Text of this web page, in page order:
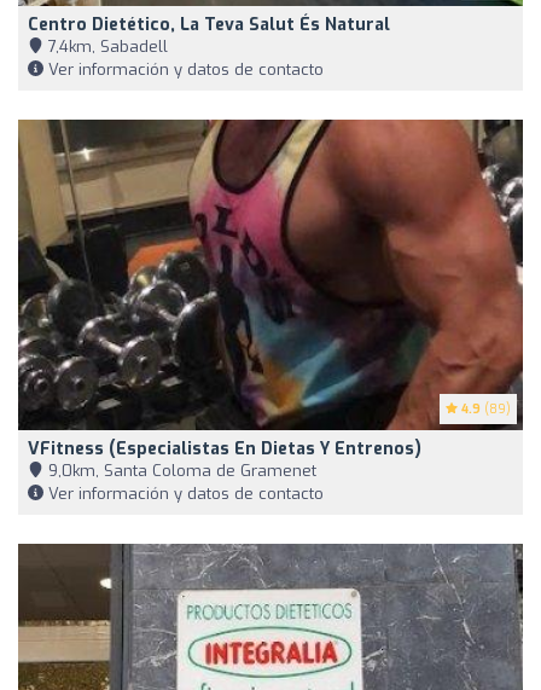
Centro Dietético, La Teva Salut És Natural
7,4km, Sabadell
Ver información y datos de contacto
4.9 (89)
VFitness (Especialistas En Dietas Y Entrenos)
9,0km, Santa Coloma de Gramenet
Ver información y datos de contacto